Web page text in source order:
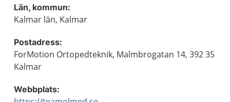
Län, kommun:
Kalmar län, Kalmar
Postadress:
ForMotion Ortopedteknik, Malmbrogatan 14, 392 35
Kalmar
Webbplats: